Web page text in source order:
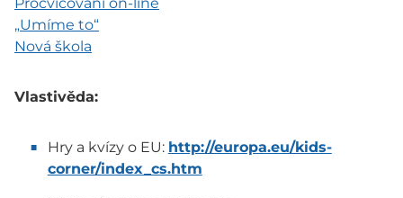
„Umíme to“
Nová škola
Vlastivěda:
Hry a kvízy o EU: http://europa.eu/kids-
corner/index_cs.htm